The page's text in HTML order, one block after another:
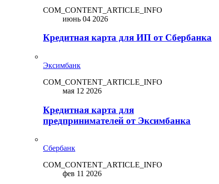
COM_CONTENT_ARTICLE_INFO
июнь 04 2026
Кредитная карта для ИП от Сбербанка
Эксимбанк
COM_CONTENT_ARTICLE_INFO
мая 12 2026
Кредитная карта для
предпринимателей от Эксимбанка
Сбербанк
COM_CONTENT_ARTICLE_INFO
фев 11 2026